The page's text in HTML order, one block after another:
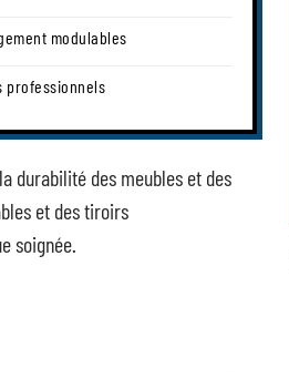
modulables
professionnels
durabilité des meubles et des
et des tiroirs
soignée.